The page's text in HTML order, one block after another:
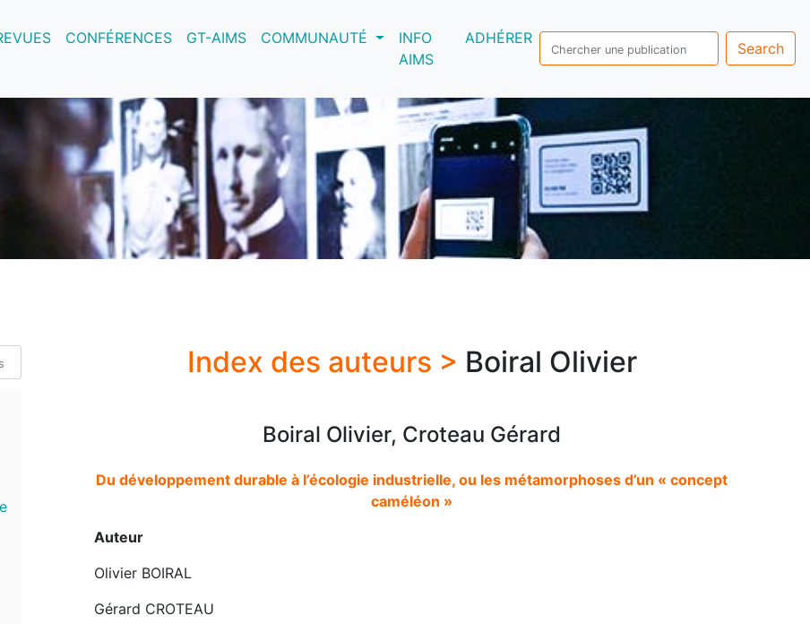
CONFÉRENCES GT-AIMS COMMUNAUTÉ
INFO
AIMS
ADHÉRER
Search
Index des auteurs > Boiral Olivier
Boiral Olivier, Croteau Gérard
Du développement durable à l’écologie industrielle, ou les métamorphoses d’un « concept
caméléon »
Auteur
Olivier BOIRAL
Gérard CROTEAU